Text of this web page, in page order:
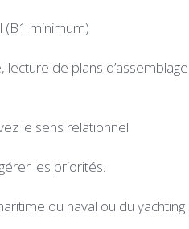
(B1 minimum)
lecture de plans
le sens relationnel
les priorités.
ou naval ou du